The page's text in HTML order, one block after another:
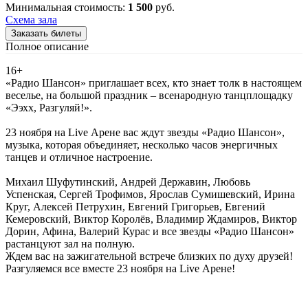
Минимальная стоимость: 1 500 руб.
Схема зала
Заказать билеты
Полное описание
16+
«Радио Шансон» приглашает всех, кто знает толк в настоящем
веселье, на большой праздник – всенародную танцплощадку
«Ээхх, Разгуляй!».
23 ноября на Live Арене вас ждут звезды «Радио Шансон»,
музыка, которая объединяет, несколько часов энергичных
танцев и отличное настроение.
Михаил Шуфутинский, Андрей Державин, Любовь
Успенская, Сергей Трофимов, Ярослав Сумишевский, Ирина
Круг, Алексей Петрухин, Евгений Григорьев, Евгений
Кемеровский, Виктор Королёв, Владимир Ждамиров, Виктор
Дорин, Афина, Валерий Курас и все звезды «Радио Шансон»
растанцуют зал на полную.
Ждем вас на зажигательной встрече близких по духу друзей!
Разгуляемся все вместе 23 ноября на Live Арене!